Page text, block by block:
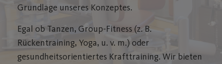
Grundlage unseres Konzeptes.
Egal ob Tanzen, Group-Fitness (z. B.
Rückentraining, Yoga, u. v. m.) oder
gesundheitsorientiertes Krafttraining. Wir bieten